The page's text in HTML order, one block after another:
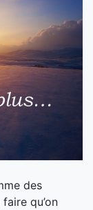
des
qu’on